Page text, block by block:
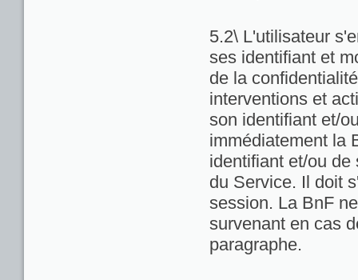
5.2\ L'utilisateur
ses identifiant et
de la
interventions et
son identifiant et/
immédiatement la
identifiant et/ou
du Service. Il doit
session. La BnF
survenant en cas
paragraphe.